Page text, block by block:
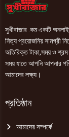
সুখীবাজার .কম একটি
নিত্য প্রয়োজনিয় সামগ্রী
অতিরিক্ত টাকা,সময় ও শ্রম
সময় যাতে আপনি আপনার
আমাদের লক্ষ্য।
প্রতিষ্ঠান
আমাদের সম্পর্কে